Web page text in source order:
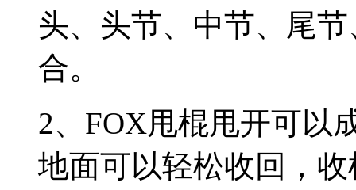
头、头节、中节、尾
合。
2、FOX甩棍甩开可以
地面可以轻松收回，